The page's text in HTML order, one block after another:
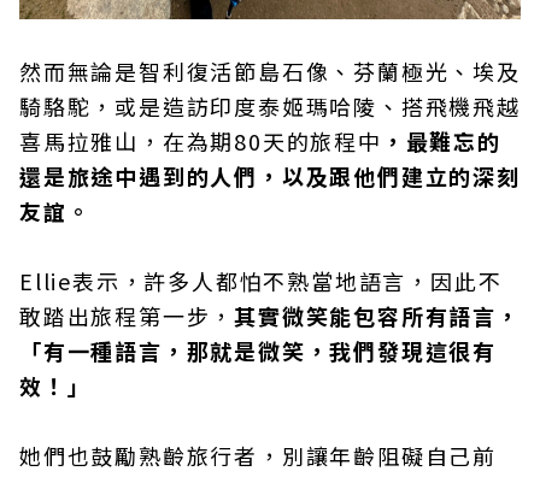
然而無論是智利復活節島石像、芬蘭極光、埃及
騎駱駝，或是造訪印度泰姬瑪哈陵、搭飛機飛越
喜馬拉雅山，在為期80天的旅程中 ，最難忘的
還是旅途中遇到的人們，以及跟他們建立的深刻
友誼。
Ellie表示，許多人都怕不熟當地語言，因此不
敢踏出旅程第一步，其實微笑能包容所有語言，
「有一種語言，那就是微笑，我們發現這很有
效！」
她們也鼓勵熟齡旅行者，別讓年齡阻礙自己前